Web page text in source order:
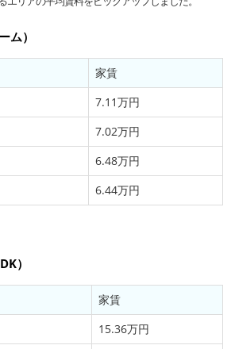
ム）
家賃
7.11万円
7.02万円
6.48万円
6.44万円
）
家賃
15.36万円